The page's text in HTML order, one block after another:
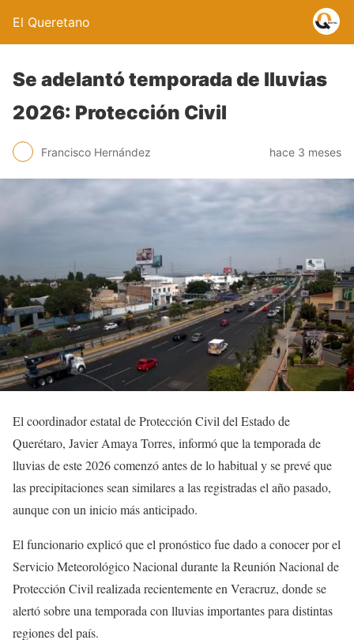
El Queretano
Se adelantó temporada de lluvias
2026: Protección Civil
Francisco Hernández hace 3 meses
El coordinador estatal de Protección Civil del Estado de
Querétaro, Javier Amaya Torres, informó que la temporada de
lluvias de este 2026 comenzó antes de lo habitual y se prevé que
las precipitaciones sean similares a las registradas el año pasado,
aunque con un inicio más anticipado.
El funcionario explicó que el pronóstico fue dado a conocer por el
Servicio Meteorológico Nacional durante la Reunión Nacional de
Protección Civil realizada recientemente en Veracruz, donde se
alertó sobre una temporada con lluvias importantes para distintas
regiones del país.